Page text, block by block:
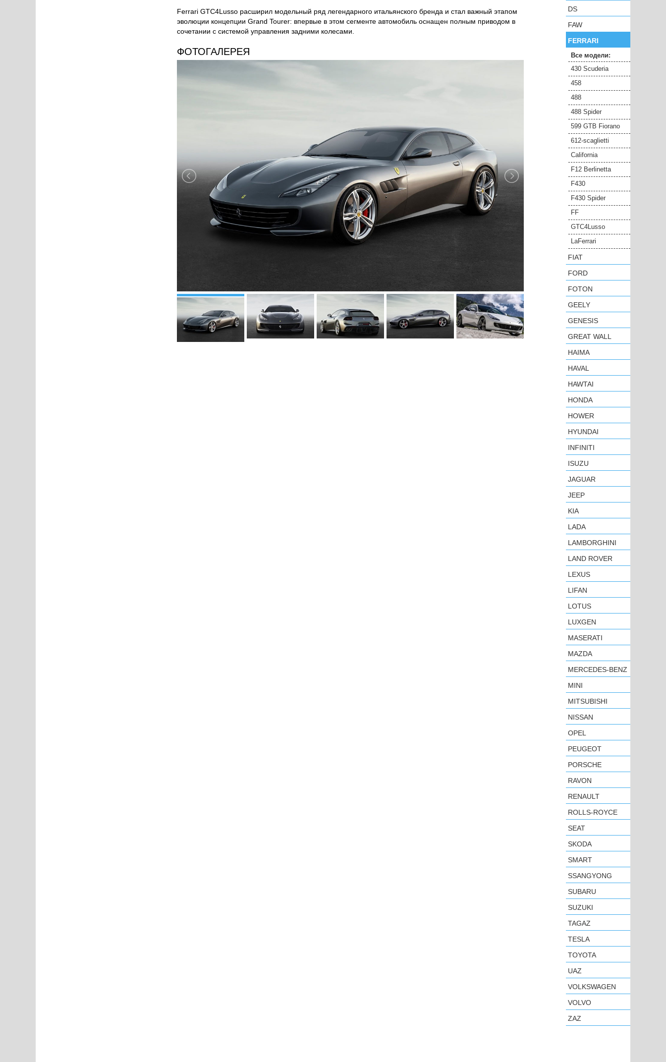
Ferrari GTC4Lusso расширил модельный ряд легендарного итальянского бренда и стал важный этапом
эволюции концепции Grand Tourer: впервые в этом сегменте автомобиль оснащен полным приводом в
сочетании с системой управления задними колесами.
ФОТОГАЛЕРЕЯ
DS
FAW
FERRARI
Все модели:
430 Scuderia
458
488
488 Spider
599 GTB Fiorano
612-scaglietti
California
F12 Berlinetta
F430
F430 Spider
FF
GTC4Lusso
LaFerrari
FIAT
FORD
FOTON
GEELY
GENESIS
GREAT WALL
HAIMA
HAVAL
HAWTAI
HONDA
HOWER
HYUNDAI
INFINITI
ISUZU
JAGUAR
JEEP
KIA
LADA
LAMBORGHINI
LAND ROVER
LEXUS
LIFAN
LOTUS
LUXGEN
MASERATI
MAZDA
MERCEDES-BENZ
MINI
MITSUBISHI
NISSAN
OPEL
PEUGEOT
PORSCHE
RAVON
RENAULT
ROLLS-ROYCE
SEAT
SKODA
SMART
SSANGYONG
SUBARU
SUZUKI
TAGAZ
TESLA
TOYOTA
UAZ
VOLKSWAGEN
VOLVO
ZAZ